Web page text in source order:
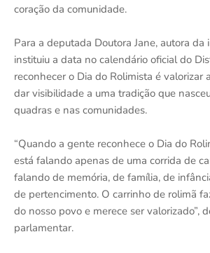
coração da comunidade.
Para a deputada Doutora Jane, autora da
instituiu a data no calendário oficial do
reconhecer o Dia do Rolimista é valorizar
dar visibilidade a uma tradição que
quadras e nas comunidades.
“Quando a gente reconhece o Dia do
está falando apenas de uma corrida de
falando de memória, de família, de
de pertencimento. O carrinho de rolimã
do nosso povo e merece ser valorizado”,
parlamentar.